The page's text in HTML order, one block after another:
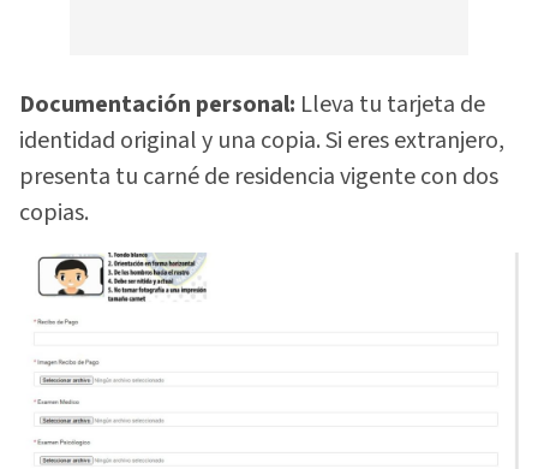
Documentación personal: Lleva tu tarjeta de
identidad original y una copia. Si eres extranjero,
presenta tu carné de residencia vigente con dos
copias.